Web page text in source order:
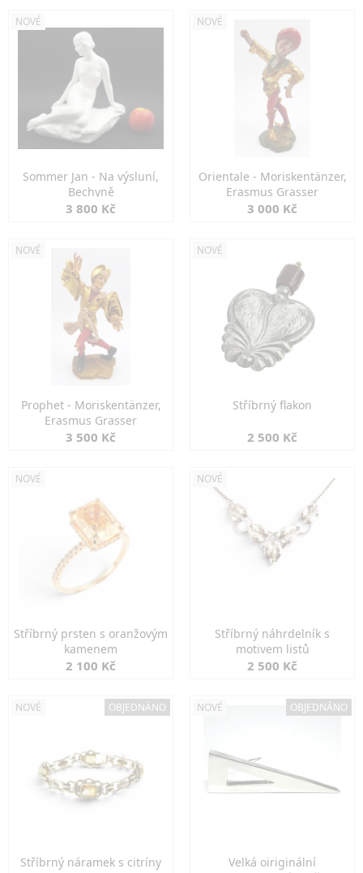
NOVÉ
Sommer Jan - Na výsluní,
Bechyně
3 800 Kč
NOVÉ
Orientale - Moriskentänzer,
Erasmus Grasser
3 000 Kč
NOVÉ
Prophet - Moriskentänzer,
Erasmus Grasser
3 500 Kč
NOVÉ
Stříbrný flakon
2 500 Kč
NOVÉ
Stříbrný prsten s oranžovým
kamenem
2 100 Kč
NOVÉ
Stříbrný náhrdelník s
motivem listů
2 500 Kč
NOVÉ OBJEDNÁNO
Stříbrný náramek s citríny
NOVÉ OBJEDNÁNO
Velká oiriginální